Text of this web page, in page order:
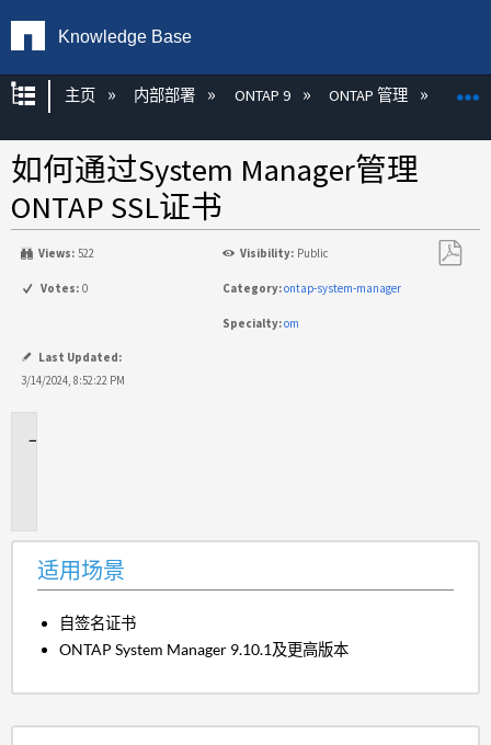
Knowledge Base
扩展/隐缩全局层次
主页 内部部署 ONTAP 9 ONTAP 管理
如何通过System Manager管理
ONTAP SSL证书
Views: 522 Visibility: Public
Votes: 0 Category:ontap-system-manager
Specialty:om
Last Updated:
3/14/2024, 8:52:22 PM
适用场景
自签名证书
ONTAP System Manager 9.10.1及更高版本